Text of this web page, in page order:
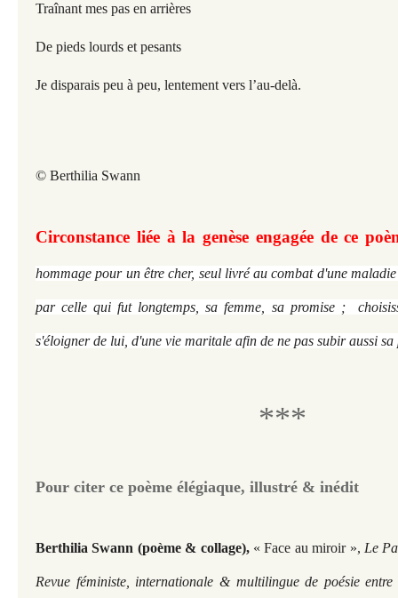
Traînant mes pas en arrières
De pieds lourds et pesants
Je disparais peu à peu, lentement vers l’au-delà.
© Berthilia Swann
Circonstance liée à la genèse engagée de ce
hommage pour un être cher, seul livré au combat d'une
par celle qui fut longtemps, sa femme, sa promise ;
s'éloigner de lui, d'une vie maritale afin de ne pas subir aussi
***
Pour citer ce poème élégiaque, illustré & inédit
Berthilia Swann (poème & collage), « Face au miroir », Le
Revue féministe, internationale & multilingue de poésie